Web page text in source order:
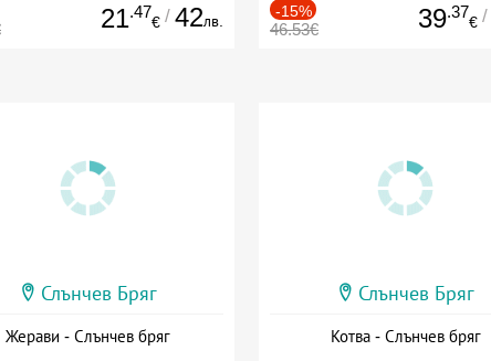
21.47
€ / 42лв.
-15%
46.53€ 39.37
€ /
Слънчев Бряг
Жерави - Слънчев бряг
Слънчев Бряг
Котва - Слънчев бряг